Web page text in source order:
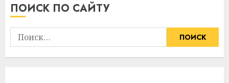
ПОИСК ПО САЙТУ
Найти: